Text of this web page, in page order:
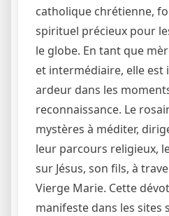
catholique chrétienne,
spirituel précieux pour
le globe. En tant que
et intermédiaire, elle est
ardeur dans les
reconnaissance. Le
mystères à méditer,
leur parcours religieux,
sur Jésus, son fils, à
Vierge Marie. Cette
manifeste dans les sites